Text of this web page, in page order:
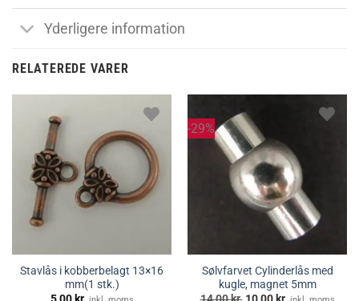
Yderligere information
RELATEREDE VARER
Stavlås i kobberbelagt 13×16
mm(1 stk.)
-29%
Sølvfarvet Cylinderlås med
kugle, magnet 5mm
Den Den